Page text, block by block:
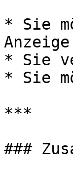
* Sie
* Sie
* Sie
***
###